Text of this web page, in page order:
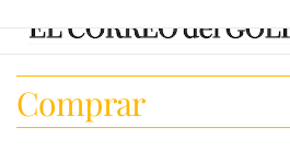
Comprar